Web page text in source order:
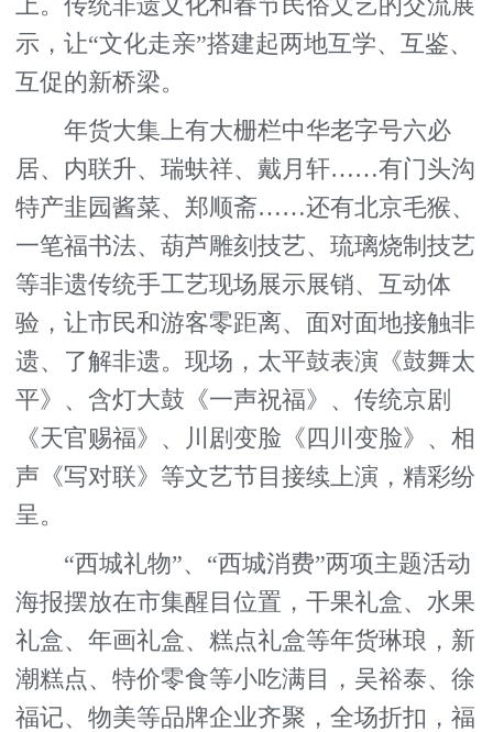
示，让“文化走亲”搭建起两地互学、互鉴、
互促的新桥梁。
年货大集上有大栅栏中华老字号六必
居、内联升、瑞蚨祥、戴月轩……有门头沟
特产韭园酱菜、郑顺斋……还有北京毛猴、
一笔福书法、葫芦雕刻技艺、琉璃烧制技艺
等非遗传统手工艺现场展示展销、互动体
验，让市民和游客零距离、面对面地接触非
遗、了解非遗。现场，太平鼓表演《鼓舞太
平》、含灯大鼓《一声祝福》、传统京剧
《天官赐福》、川剧变脸《四川变脸》、相
声《写对联》等文艺节目接续上演，精彩纷
呈。
“西城礼物”、“西城消费”两项主题活动
海报摆放在市集醒目位置，干果礼盒、水果
礼盒、年画礼盒、糕点礼盒等年货琳琅，新
潮糕点、特价零食等小吃满目，吴裕泰、徐
福记、物美等品牌企业齐聚，全场折扣，福